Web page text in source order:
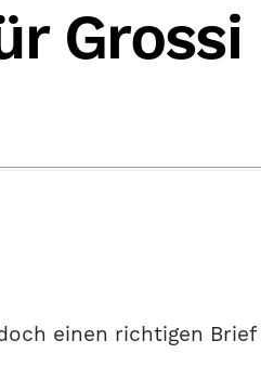
einen richtigen